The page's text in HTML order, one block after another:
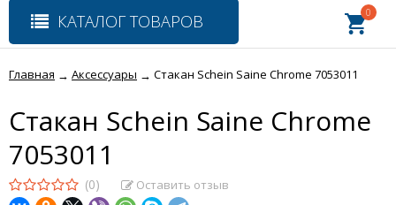
КАТАЛОГ ТОВАРОВ 0
Главная → Аксессуары → Стакан Schein Saine Chrome 7053011
Стакан Schein Saine Chrome
7053011
(0) Оставить отзыв